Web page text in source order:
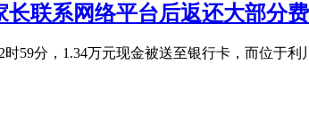
联系网络平台后返还大部分
59分，1.34万元现金被送至银行卡，而位于